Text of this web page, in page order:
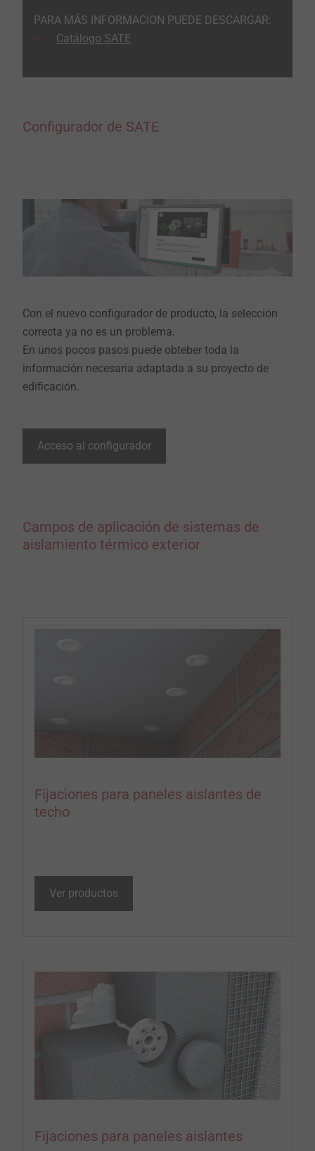
PARA MÁS INFORMACION PUEDE DESCARGAR:
Catálogo SATE
Configurador de SATE
Con el nuevo configurador de producto, la selección
correcta ya no es un problema.
En unos pocos pasos puede obteber toda la
información necesaria adaptada a su proyecto de
edificación.
Acceso al configurador
Campos de aplicación de sistemas de
aislamiento térmico exterior
Fijaciones para paneles aislantes de
techo
Ver productos
Fijaciones para paneles aislantes